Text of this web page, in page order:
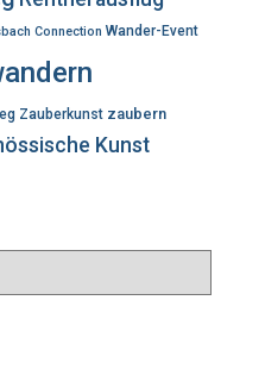
Connection Wander-Event
Zauberkunst zaubern
Kunst